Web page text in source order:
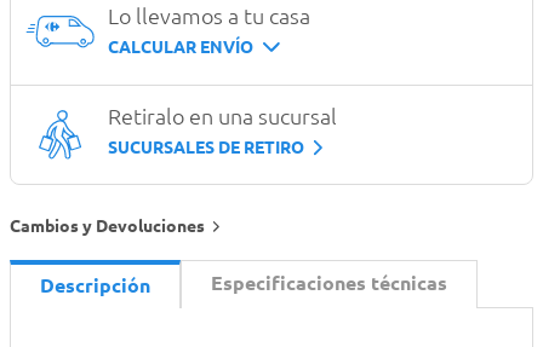
Lo llevamos a tu casa
CALCULAR ENVÍO
Retiralo en una sucursal
SUCURSALES DE RETIRO
Cambios y Devoluciones
Descripción Especificaciones técnicas